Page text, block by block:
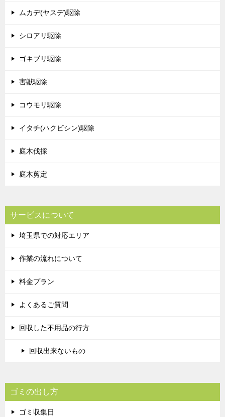
ムカデ(ヤスデ)駆除
シロアリ駆除
ゴキブリ駆除
害獣駆除
コウモリ駆除
イタチ(ハクビシン)駆除
庭木伐採
庭木剪定
サービスについて
埼玉県での対応エリア
作業の流れについて
料金プラン
よくあるご質問
回収した不用品の行方
回収出来ないもの
ゴミの出し方
ゴミ収集日